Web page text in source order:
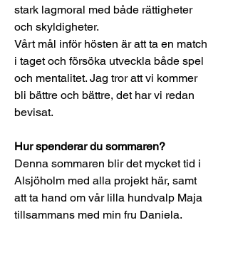
stark lagmoral med både rättigheter
och skyldigheter.
Vårt mål inför hösten är att ta en match
i taget och försöka utveckla både spel
och mentalitet. Jag tror att vi kommer
bli bättre och bättre, det har vi redan
bevisat.
Hur spenderar du sommaren?
Denna sommaren blir det mycket tid i
Alsjöholm med alla projekt här, samt
att ta hand om vår lilla hundvalp Maja
tillsammans med min fru Daniela.